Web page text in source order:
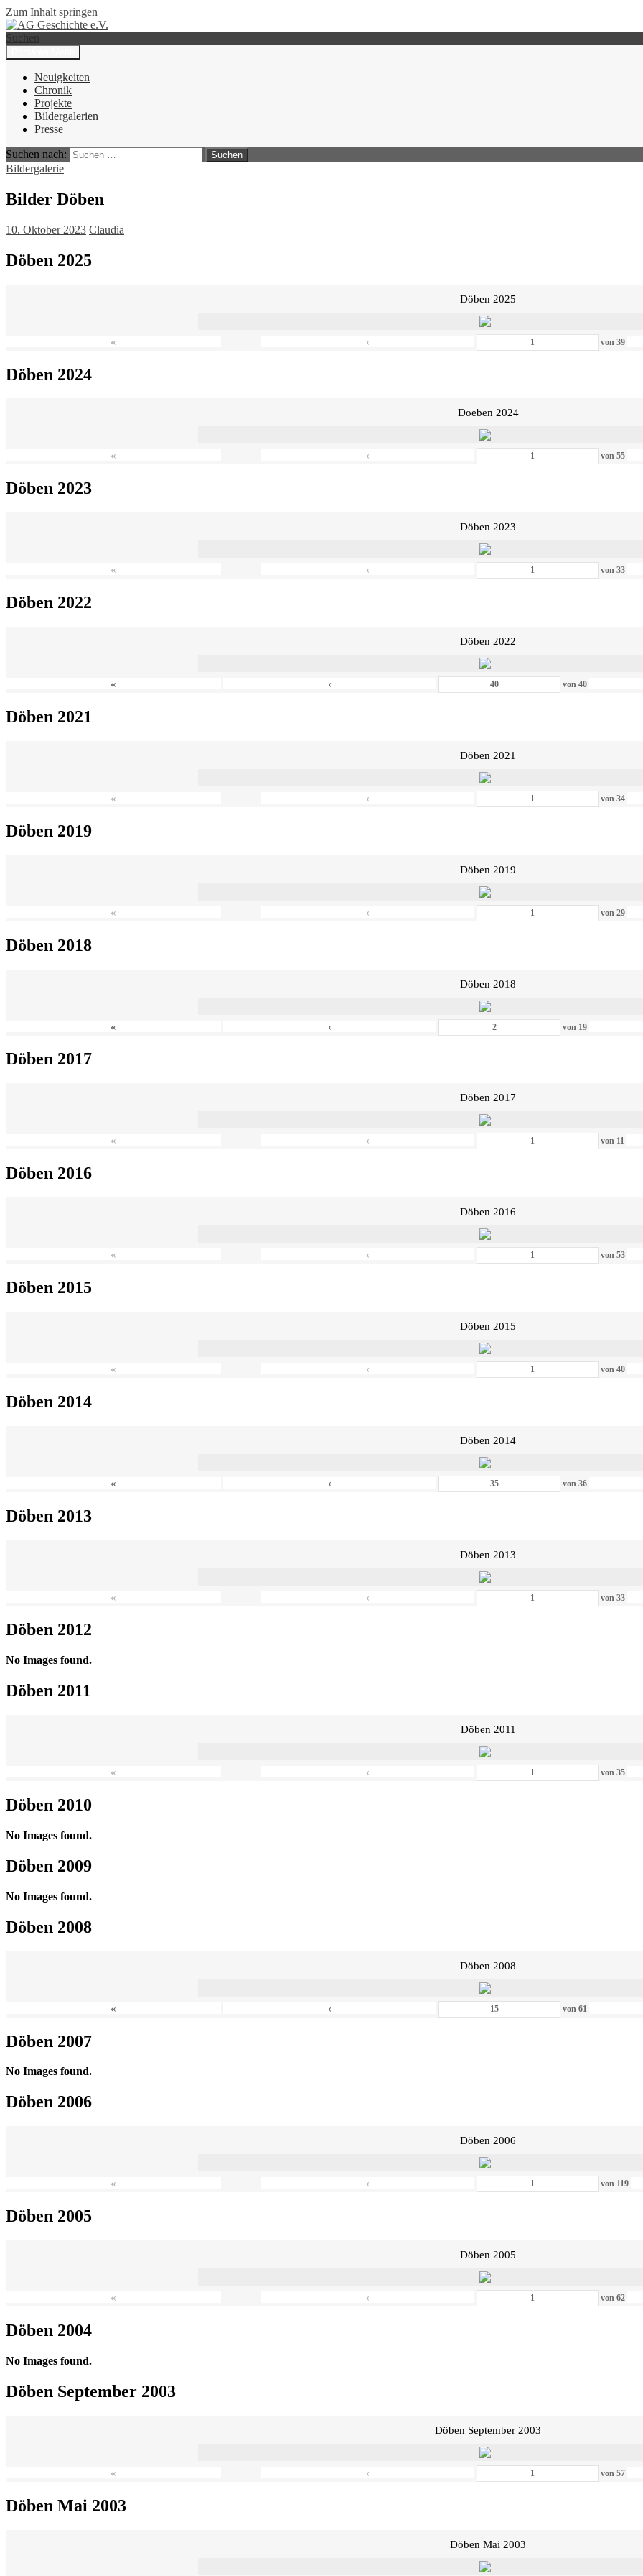
Zum Inhalt springen
AG Geschichte e.V.
Suchen
Neuigkeiten
Chronik
Projekte
Bildergalerien
Presse
Suchen nach:
Bildergalerie
Bilder Döben
10. Oktober 2023 Claudia
Döben 2025
Döben 2025
« ‹ von39
Döben 2024
Doeben 2024
« ‹ von55
Döben 2023
Döben 2023
« ‹ von33
Döben 2022
Döben 2022
« ‹ von40
Döben 2021
Döben 2021
« ‹ von34
Döben 2019
Döben 2019
« ‹ von29
Döben 2018
Döben 2018
« ‹ von 19
Döben 2017
Döben 2017
« ‹ von 11
Döben 2016
Döben 2016
« ‹ von53
Döben 2015
Döben 2015
« ‹ von40
Döben 2014
Döben 2014
« ‹ von36
Döben 2013
Döben 2013
« ‹ von33
Döben 2012
No Images found.
Döben 2011
Döben 2011
« ‹ von35
Döben 2010
No Images found.
Döben 2009
No Images found.
Döben 2008
Döben 2008
« ‹ von61
Döben 2007
No Images found.
Döben 2006
Döben 2006
« ‹ von 119
Döben 2005
Döben 2005
« ‹ von62
Döben 2004
No Images found.
Döben September 2003
Döben September 2003
« ‹ von57
Döben Mai 2003
Döben Mai 2003